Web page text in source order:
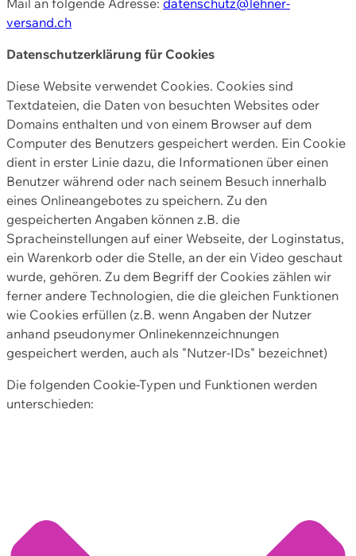
versand.ch
Datenschutzerklärung für Cookies
Diese Website verwendet Cookies. Cookies sind
Textdateien, die Daten von besuchten Websites oder
Domains enthalten und von einem Browser auf dem
Computer des Benutzers gespeichert werden. Ein Cookie
dient in erster Linie dazu, die Informationen über einen
Benutzer während oder nach seinem Besuch innerhalb
eines Onlineangebotes zu speichern. Zu den
gespeicherten Angaben können z.B. die
Spracheinstellungen auf einer Webseite, der Loginstatus,
ein Warenkorb oder die Stelle, an der ein Video geschaut
wurde, gehören. Zu dem Begriff der Cookies zählen wir
ferner andere Technologien, die die gleichen Funktionen
wie Cookies erfüllen (z.B. wenn Angaben der Nutzer
anhand pseudonymer Onlinekennzeichnungen
gespeichert werden, auch als "Nutzer-IDs" bezeichnet)
Die folgenden Cookie-Typen und Funktionen werden
unterschieden: